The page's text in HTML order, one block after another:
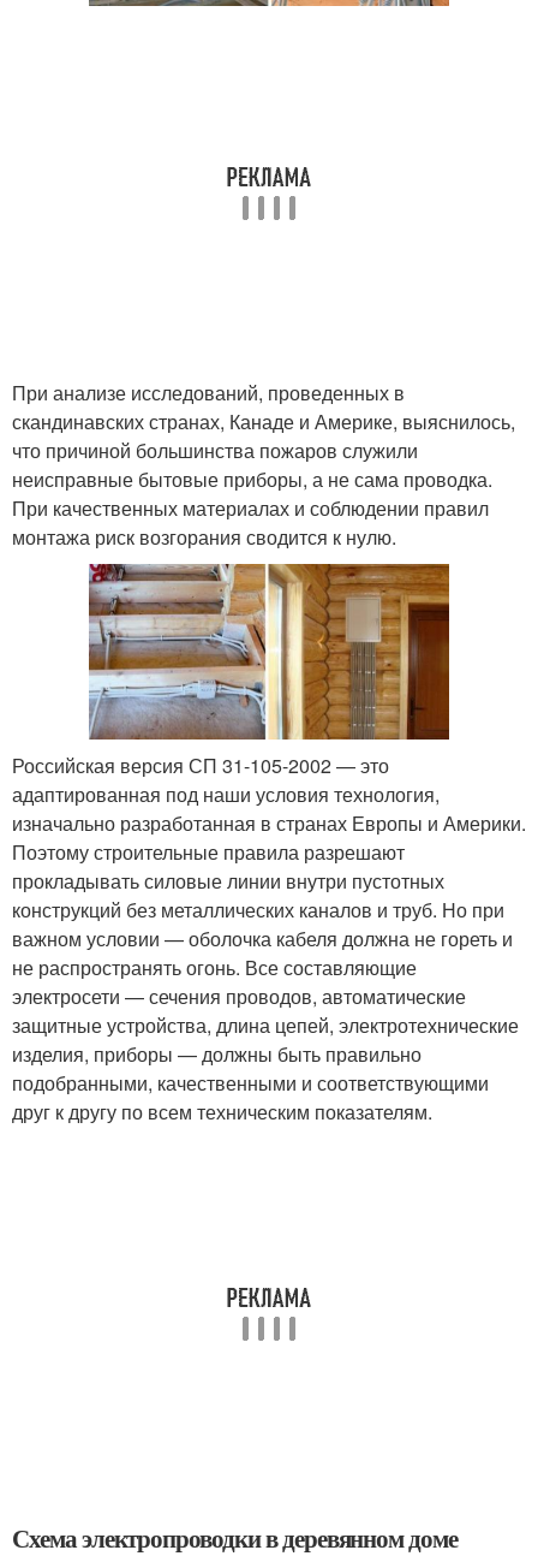
При анализе исследований, проведенных в
скандинавских странах, Канаде и Америке, выяснилось,
что причиной большинства пожаров служили
неисправные бытовые приборы, а не сама проводка.
При качественных материалах и соблюдении правил
монтажа риск возгорания сводится к нулю.
Российская версия СП 31-105-2002 — это
адаптированная под наши условия технология,
изначально разработанная в странах Европы и Америки.
Поэтому строительные правила разрешают
прокладывать силовые линии внутри пустотных
конструкций без металлических каналов и труб. Но при
важном условии — оболочка кабеля должна не гореть и
не распространять огонь. Все составляющие
электросети — сечения проводов, автоматические
защитные устройства, длина цепей, электротехнические
изделия, приборы — должны быть правильно
подобранными, качественными и соответствующими
друг к другу по всем техническим показателям.
Схема электропроводки в деревянном доме